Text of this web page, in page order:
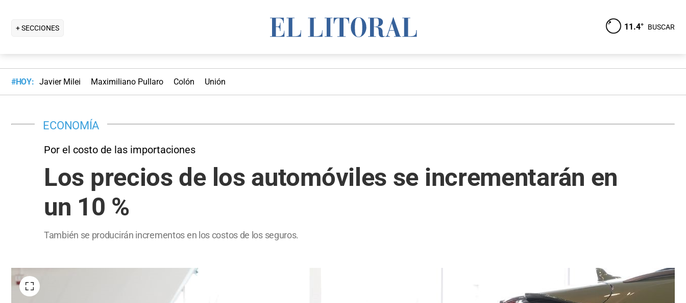
+ SECCIONES 11.4° BUSCAR
#HOY: Javier Milei Maximiliano Pullaro Colón Unión
ECONOMÍA
Por el costo de las importaciones
Los precios de los automóviles se incrementarán en
un 10 %
También se producirán incrementos en los costos de los seguros.